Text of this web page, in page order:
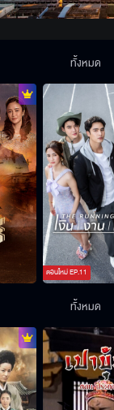
ตอนใหม่EP.11
ทั้งหมด
ทั้งหมด